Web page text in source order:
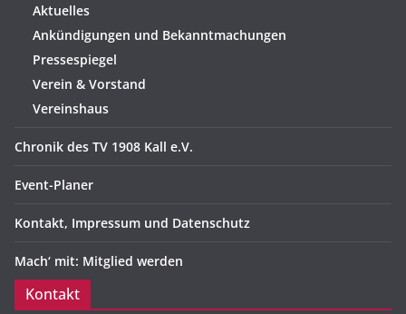
Aktuelles
Ankündigungen und Bekanntmachungen
Pressespiegel
Verein & Vorstand
Vereinshaus
Chronik des TV 1908 Kall e.V.
Event-Planer
Kontakt, Impressum und Datenschutz
Mach‘ mit: Mitglied werden
Kontakt